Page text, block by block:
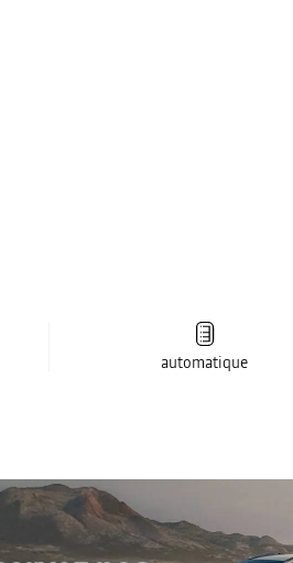
automatique